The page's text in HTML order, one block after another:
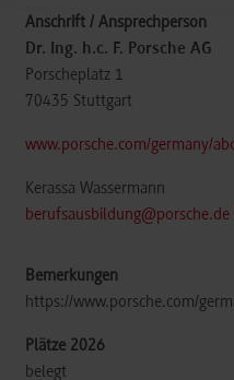
Dr. Ing. h.c. F. Porsche AG
Porscheplatz 1
70435 Stuttgart
www.porsche.com/germany/
Kerassa Wassermann
berufsausbildung@porsche.de
https://www.porsche.com/
belegt